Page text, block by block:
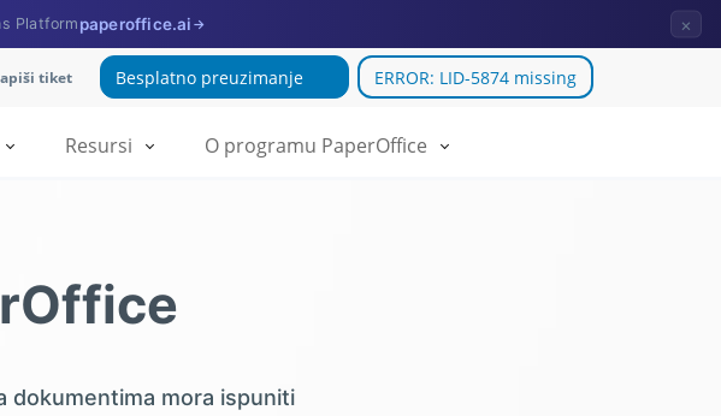
Platform paperoffice.ai → ×
tiket Besplatno preuzimanje ERROR: LID-5874 missing
O programu PaperOffice
Resursi
dokumentima mora ispuniti